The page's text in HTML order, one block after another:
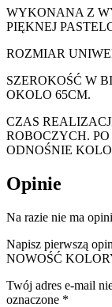
WYKONANA Z
PIĘKNEJ
ROZMIAR
SZEROKOŚĆ W
OKOLO 65CM.
CZAS
ROBOCZYCH.
ODNOŚNIE
Opinie
Na razie nie ma
Napisz pierwszą
NOWOŚĆ
Twój adres e-mail
oznaczone *